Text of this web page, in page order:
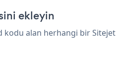
ekleyin
alan herhangi bir Sitejet